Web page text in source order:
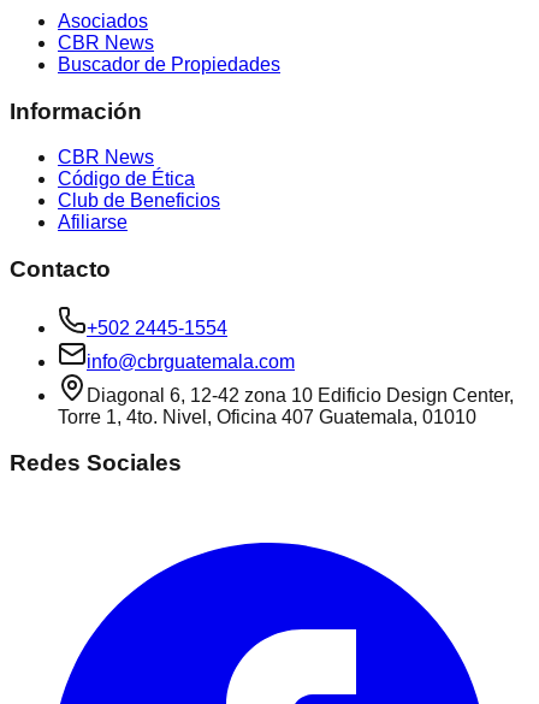
Asociados
CBR News
Buscador de Propiedades
Información
CBR News
Código de Ética
Club de Beneficios
Afiliarse
Contacto
+502 2445-1554
info@cbrguatemala.com
Diagonal 6, 12-42 zona 10 Edificio Design Center,
Torre 1, 4to. Nivel, Oficina 407 Guatemala, 01010
Redes Sociales